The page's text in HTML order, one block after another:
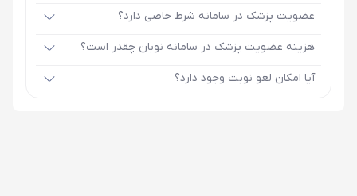
عضویت پزشک در سامانه شرط خاصی دارد؟
هزینه عضویت پزشک در سامانه نوبان چقدر است؟
آیا امکان لغو نوبت وجود دارد؟